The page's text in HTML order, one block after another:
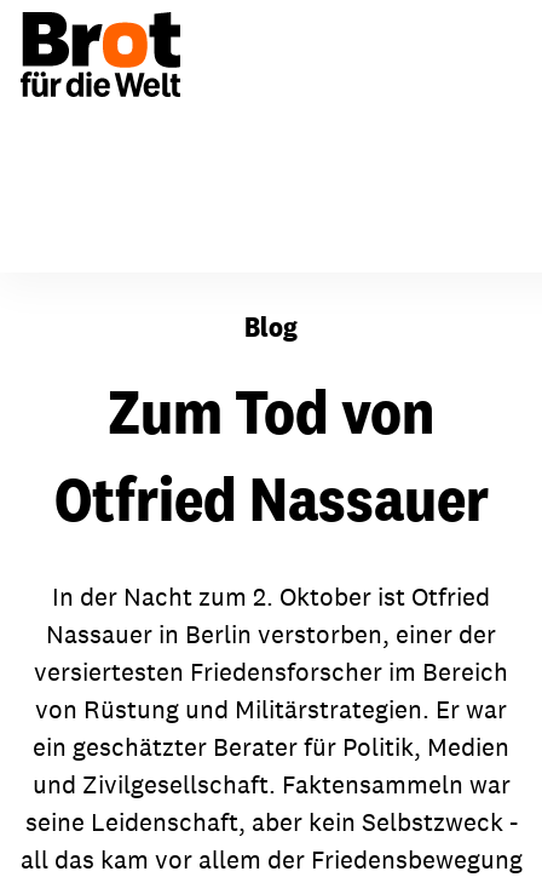
Blog
Zum Tod von
Otfried Nassauer
In der Nacht zum 2. Oktober ist Otfried
Nassauer in Berlin verstorben, einer der
versiertesten Friedensforscher im Bereich
von Rüstung und Militärstrategien. Er war
ein geschätzter Berater für Politik, Medien
und Zivilgesellschaft. Faktensammeln war
seine Leidenschaft, aber kein Selbstzweck -
all das kam vor allem der Friedensbewegung